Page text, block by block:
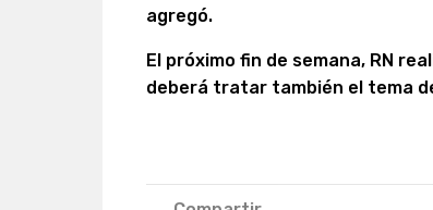
agregó.
El próximo fin de semana, RN
deberá tratar también el tema